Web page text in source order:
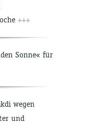
+++
Sonne« für
wegen
und